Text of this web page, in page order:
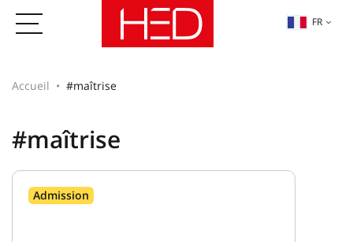
FR
Accueil #maîtrise
#maîtrise
Admission